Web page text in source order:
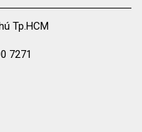
Tp.HCM
7271